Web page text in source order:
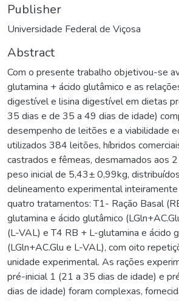
Publisher
Universidade Federal de Viçosa
Abstract
Com o presente trabalho objetivou-se
glutamina + ácido glutâmico e as
digestível e lisina digestível em dietas
35 dias e de 35 a 49 dias de idade)
desempenho de leitões e a viabilidade
utilizados 384 leitões, híbridos
castrados e fêmeas, desmamados aos
peso inicial de 5,43± 0,99kg,
delineamento experimental inteiramente
quatro tratamentos: T1- Ração Basal
glutamina e ácido glutâmico
(L-VAL) e T4 RB + L-glutamina e ácido
(LGln+AC.Glu e L-VAL), com oito
unidade experimental. As rações
pré-inicial 1 (21 a 35 dias de idade) e
dias de idade) foram complexas,